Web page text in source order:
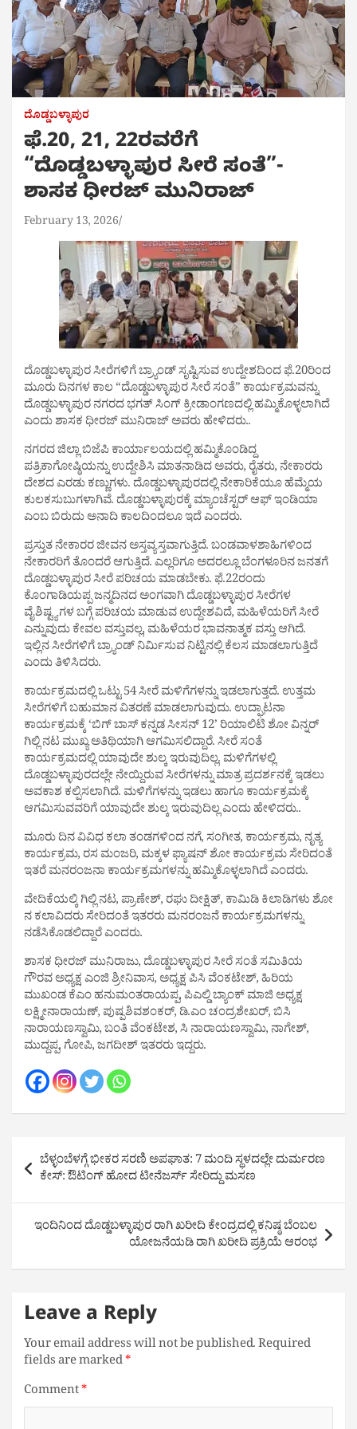
ದೊಡ್ಡಬಳ್ಳಾಪುರ
ಫೆ.20, 21, 22ರವರೆಗೆ
“ದೊಡ್ಡಬಳ್ಳಾಪುರ ಸೀರೆ ಸಂತೆ”-
ಶಾಸಕ ಧೀರಜ್ ಮುನಿರಾಜ್
February 13, 2026
ದೊಡ್ಡಬಳ್ಳಾಪುರ ಸೀರೆಗಳಿಗೆ ಬ್ರ್ಯಾಂಡ್ ಸೃಷ್ಟಿಸುವ ಉದ್ದೇಶದಿಂದ ಫೆ.20ರಿಂದ
ಮೂರು ದಿನಗಳ ಕಾಲ “ದೊಡ್ಡಬಳ್ಳಾಪುರ ಸೀರೆ ಸಂತೆ” ಕಾರ್ಯಕ್ರಮವನ್ನು
ದೊಡ್ಡಬಳ್ಳಾಪುರ ನಗರದ ಭಗತ್ ಸಿಂಗ್ ಕ್ರೀಡಾಂಗಣದಲ್ಲಿ ಹಮ್ಮಿಕೊಳ್ಳಲಾಗಿದೆ
ಎಂದು ಶಾಸಕ ಧೀರಜ್ ಮುನಿರಾಜ್ ಅವರು ಹೇಳಿದರು..
ನಗರದ ಜಿಲ್ಲಾ ಬಿಜೆಪಿ ಕಾರ್ಯಾಲಯದಲ್ಲಿ ಹಮ್ಮಿಕೊಂಡಿದ್ದ
ಪತ್ರಿಕಾಗೋಷ್ಠಿಯನ್ನು ಉದ್ದೇಶಿಸಿ ಮಾತನಾಡಿದ ಅವರು, ರೈತರು, ನೇಕಾರರು
ದೇಶದ ಎರಡು ಕಣ್ಣುಗಳು. ದೊಡ್ಡಬಳ್ಳಾಪುರದಲ್ಲಿ ನೇಕಾರಿಕೆಯೂ ಹೆಮ್ಮೆಯ
ಕುಲಕಸುಬುಗಳಾಗಿವೆ. ದೊಡ್ಡಬಳ್ಳಾಪುರಕ್ಕೆ ಮ್ಯಾಂಚೆಸ್ಟರ್ ಆಫ್ ಇಂಡಿಯಾ
ಎಂಬ ಬಿರುದು ಅನಾದಿ ಕಾಲದಿಂದಲೂ ಇದೆ ಎಂದರು.
ಪ್ರಸ್ತುತ ನೇಕಾರರ ಜೀವನ ಅಸ್ತವ್ಯಸ್ತವಾಗುತ್ತಿದೆ. ಬಂಡವಾಳಶಾಹಿಗಳಿಂದ
ನೇಕಾರರಿಗೆ ತೊಂದರೆ ಆಗುತ್ತಿದೆ. ಎಲ್ಲರಿಗೂ ಅದರಲ್ಲೂ ಬೆಂಗಳೂರಿನ ಜನತಗೆ
ದೊಡ್ಡಬಳ್ಳಾಪುರ ಸೀರೆ ಪರಿಚಯ ಮಾಡಬೇಕು‌‌. ಫೆ.22ರಂದು
ಕೊಂಗಾಡಿಯಪ್ಪ ಜನ್ಮದಿನದ ಅಂಗವಾಗಿ ದೊಡ್ಡಬಳ್ಳಾಪುರ ಸೀರೆಗಳ
ವೈಶಿಷ್ಟ್ಯಗಳ ಬಗ್ಗೆ ಪರಿಚಯ ಮಾಡುವ ಉದ್ದೇಶವಿದೆ, ಮಹಿಳೆಯರಿಗೆ ಸೀರೆ
ಎನ್ನುವುದು ಕೇವಲ ವಸ್ತುವಲ್ಲ, ಮಹಿಳೆಯರ ಭಾವನಾತ್ಮಕ ವಸ್ತು ಆಗಿದೆ.
ಇಲ್ಲಿನ ಸೀರೆಗಳಿಗೆ ಬ್ರ್ಯಾಂಡ್ ನಿರ್ಮಿಸುವ ನಿಟ್ಟಿನಲ್ಲಿ ಕೆಲಸ ಮಾಡಲಾಗುತ್ತಿದೆ
ಎಂದು ತಿಳಿಸಿದರು.
ಕಾರ್ಯಕ್ರಮದಲ್ಲಿ ಒಟ್ಟು 54 ಸೀರೆ ಮಳಿಗೆಗಳನ್ನು ಇಡಲಾಗುತ್ತದೆ. ಉತ್ತಮ
ಸೀರೆಗಳಿಗೆ ಬಹುಮಾನ ವಿತರಣೆ ಮಾಡಲಾಗುವುದು. ಉದ್ಘಾಟನಾ
ಕಾರ್ಯಕ್ರಮಕ್ಕೆ ‘ಬಿಗ್ ಬಾಸ್ ಕನ್ನಡ ಸೀಸನ್ 12’ ರಿಯಾಲಿಟಿ ಶೋ ವಿನ್ನರ್
ಗಿಲ್ಲಿ ನಟ ಮುಖ್ಯ ಅತಿಥಿಯಾಗಿ ಆಗಮಿಸಲಿದ್ದಾರೆ. ಸೀರೆ ಸಂತೆ
ಕಾರ್ಯಕ್ರಮದಲ್ಲಿ ಯಾವುದೇ ಶುಲ್ಕ ಇರುವುದಿಲ್ಲ. ಮಳಿಗೆಗಳಲ್ಲಿ
ದೊಡ್ಡಬಳ್ಳಾಪುರದಲ್ಲೇ ನೇಯ್ದಿರುವ ಸೀರೆಗಳನ್ನು ಮಾತ್ರ ಪ್ರದರ್ಶನಕ್ಕೆ ಇಡಲು
ಅವಕಾಶ ಕಲ್ಪಿಸಲಾಗಿದೆ. ಮಳಿಗೆಗಳನ್ನು ಇಡಲು ಹಾಗೂ ಕಾರ್ಯಕ್ರಮಕ್ಕೆ
ಆಗಮಿಸುವವರಿಗೆ ಯಾವುದೇ ಶುಲ್ಕ ಇರುವುದಿಲ್ಲ ಎಂದು ಹೇಳಿದರು..
ಮೂರು ದಿನ ವಿವಿಧ ಕಲಾ ತಂಡಗಳಿಂದ ನಗೆ, ಸಂಗೀತ, ಕಾರ್ಯಕ್ರಮ, ನೃತ್ಯ
ಕಾರ್ಯಕ್ರಮ, ರಸ ಮಂಜರಿ, ಮಕ್ಕಳ ಫ್ಯಾಷನ್ ಶೋ ಕಾರ್ಯಕ್ರಮ ಸೇರಿದಂತೆ
ಇತರೆ ಮನರಂಜನಾ ಕಾರ್ಯಕ್ರಮಗಳನ್ನು ಹಮ್ಮಿಕೊಳ್ಳಲಾಗಿದೆ ಎಂದರು.
ವೇದಿಕೆಯಲ್ಕಿ ಗಿಲ್ಲಿ ನಟ, ಪ್ರಾಣೇಶ್, ರಘು ದೀಕ್ಷಿತ್, ಕಾಮಿಡಿ ಕಿಲಾಡಿಗಳು ಶೋ
ನ ಕಲಾವಿದರು ಸೇರಿದಂತೆ ಇತರರು ಮನರಂಜನೆ ಕಾರ್ಯಕ್ರಮಗಳನ್ನು
ನಡೆಸಿಕೊಡಲಿದ್ದಾರೆ ಎಂದರು.
ಶಾಸಕ ಧೀರಜ್ ಮುನಿರಾಜು, ದೊಡ್ಡಬಳ್ಳಾಪುರ ಸೀರೆ ಸಂತೆ ಸಮಿತಿಯ
ಗೌರವ ಅಧ್ಯಕ್ಷ ಎಂಜಿ ಶ್ರೀನಿವಾಸ, ಅಧ್ಯಕ್ಷ ಪಿಸಿ ವೆಂಕಟೇಶ್, ಹಿರಿಯ
ಮುಖಂಡ ಕೆಎಂ ಹನುಮಂತರಾಯಪ್ಪ, ಪಿಎಲ್ಡಿ ಬ್ಯಾಂಕ್ ಮಾಜಿ ಅಧ್ಯಕ್ಷ
ಲಕ್ಷ್ಮೀನಾರಾಯಣ್, ಪುಷ್ಪಶಿವಶಂಕರ್, ಡಿ.ಎಂ ಚಂದ್ರಶೇಖರ್, ಬಿಸಿ
ನಾರಾಯಣಸ್ವಾಮಿ, ಬಂತಿ ವೆಂಕಟೇಶ, ಸಿ ನಾರಾಯಣಸ್ವಾಮಿ, ನಾಗೇಶ್,
ಮುದ್ದಪ್ಪ, ಗೋಪಿ, ಜಗದೀಶ್ ಇತರರು ಇದ್ದರು.
Post
navigation
ಬೆಳ್ಳಂಬೆಳಗ್ಗೆ ಭೀಕರ ಸರಣಿ ಅಪಘಾತ: 7 ಮಂದಿ ಸ್ಥಳದಲ್ಲೇ ದುರ್ಮರಣ
ಕೇಸ್: ಔಟಿಂಗ್ ಹೋದ ಟೀನೆಜರ್ಸ್ ಸೇರಿದ್ದು ಮಸಣ
ಇಂದಿನಿಂದ ದೊಡ್ಡಬಳ್ಳಾಪುರ ರಾಗಿ ಖರೀದಿ ಕೇಂದ್ರದಲ್ಲಿ ಕನಿಷ್ಠ ಬೆಂಬಲ
ಯೋಜನೆಯಡಿ ರಾಗಿ ಖರೀದಿ ಪ್ರಕ್ರಿಯೆ ಆರಂಭ
Leave a Reply
Your email address will not be published.Required
fields are marked*
Comment*